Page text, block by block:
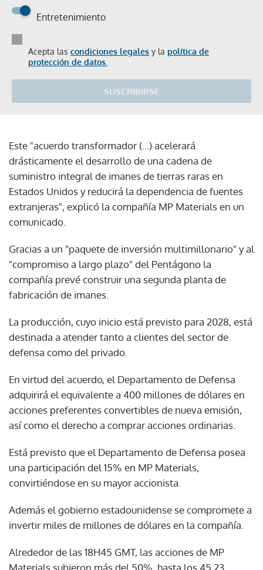
Entretenimiento
Acepta las condiciones legales y la política de
protección de datos.
SUSCRIBIRSE
Este "acuerdo transformador (...) acelerará
drásticamente el desarrollo de una cadena de
suministro integral de imanes de tierras raras en
Estados Unidos y reducirá la dependencia de fuentes
extranjeras", explicó la compañía MP Materials en un
comunicado.
Gracias a un "paquete de inversión multimillonario" y al
"compromiso a largo plazo" del Pentágono la
compañía prevé construir una segunda planta de
fabricación de imanes.
La producción, cuyo inicio está previsto para 2028, está
destinada a atender tanto a clientes del sector de
defensa como del privado.
En virtud del acuerdo, el Departamento de Defensa
adquirirá el equivalente a 400 millones de dólares en
acciones preferentes convertibles de nueva emisión,
así como el derecho a comprar acciones ordinarias.
Está previsto que el Departamento de Defensa posea
una participación del 15% en MP Materials,
convirtiéndose en su mayor accionista.
Además el gobierno estadounidense se compromete a
invertir miles de millones de dólares en la compañía.
Alrededor de las 18H45 GMT, las acciones de MP
Materials subieron más del 50%, hasta los 45,23